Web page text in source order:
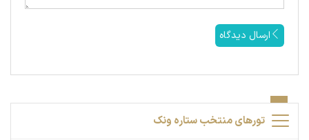
ارسال دیدگاه
تورهای منتخب ستاره ونک